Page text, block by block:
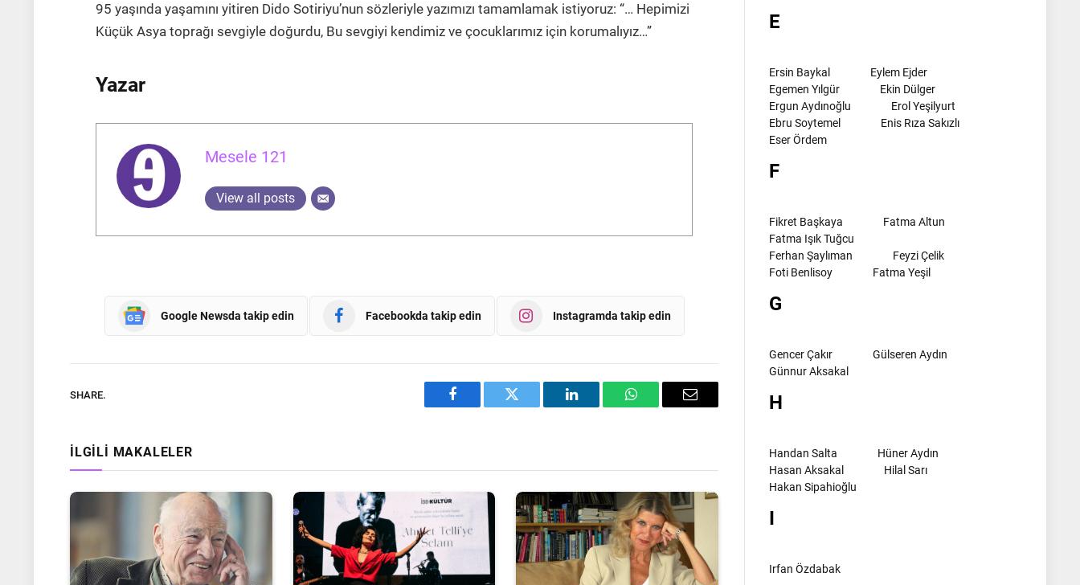
95 yaşında yaşamını yitiren Dido Sotiriyu’nun sözleriyle yazımızı tamamlamak istiyoruz: “… Hepimizi
Küçük Asya toprağı sevgiyle doğurdu, Bu sevgiyi kendimiz ve çocuklarımız için korumalıyız…”
Yazar
Mesele 121
View all posts
Google Newsda takip edin Facebookda takip edin Instagramda takip edin
SHARE.
Facebook Twitter LinkedIn WhatsAppEmail
İLGILI MAKALELER
E
Ersin Baykal
Eylem Ejder
Egemen Yılgür
Ekin Dülger
Ergun Aydınoğlu
Erol Yeşilyurt
Ebru Soytemel
Enis Rıza Sakızlı
Eser Ördem
F
Fikret Başkaya
Fatma Altun
Fatma Işık Tuğcu
Ferhan Şaylıman
Feyzi Çelik
Foti Benlisoy
Fatma Yeşil
G
Gencer Çakır
Gülseren Aydın
Günnur Aksakal
H
Handan Salta
Hüner Aydın
Hasan Aksakal
Hilal Sarı
Hakan Sipahioğlu
I
Irfan Özdabak